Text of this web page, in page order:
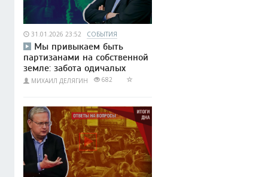
31.01.2026 23:52 СОБЫТИЯ
Мы привыкаем быть
партизанами на собственной
земле: забота одичалых
МИХАИЛ ДЕЛЯГИН 682